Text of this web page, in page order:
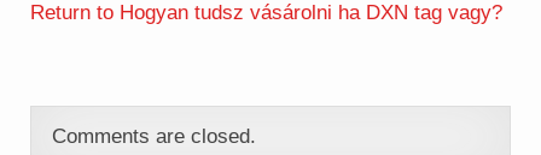
Return to Hogyan tudsz vásárolni ha DXN tag vagy?
Comments are closed.